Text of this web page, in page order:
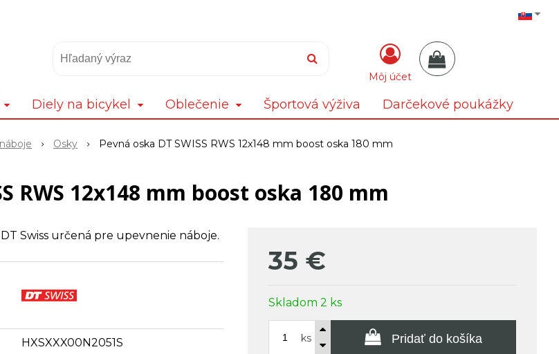
Môj účet
Diely na bicykel Oblečenie Športová výživa Darčekové poukážky
Osky Pevná oska DT SWISS RWS 12x148 mm boost oska 180 mm
RWS 12x148 mm boost oska 180 mm
35 €
Skladom 2 ks
ks Pridať do košíka
Swiss určená pre upevnenie náboje.
HXSXXX00N2051S